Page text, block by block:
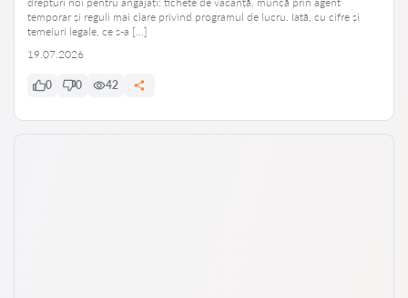
temporar și reguli mai clare privind programul de lucru. Iată, cu cifre și
temeiuri legale, ce s-a […]
19.07.2026
0 0 42